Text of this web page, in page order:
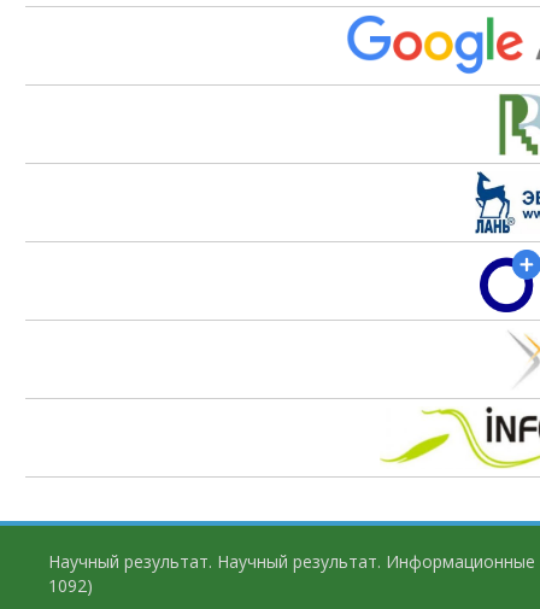
Научный результат. Научный результат. Информационные
1092)